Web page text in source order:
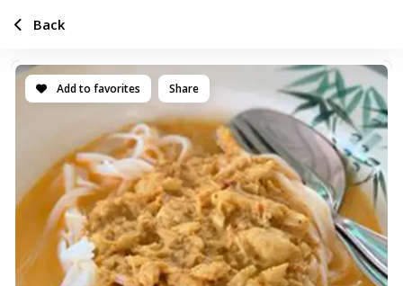
Add to favorites Share
Back